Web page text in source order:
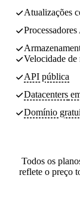
Atualizações
Velocidade de
API pública
Datacenters
Domínio
Todos os
reflete o preço